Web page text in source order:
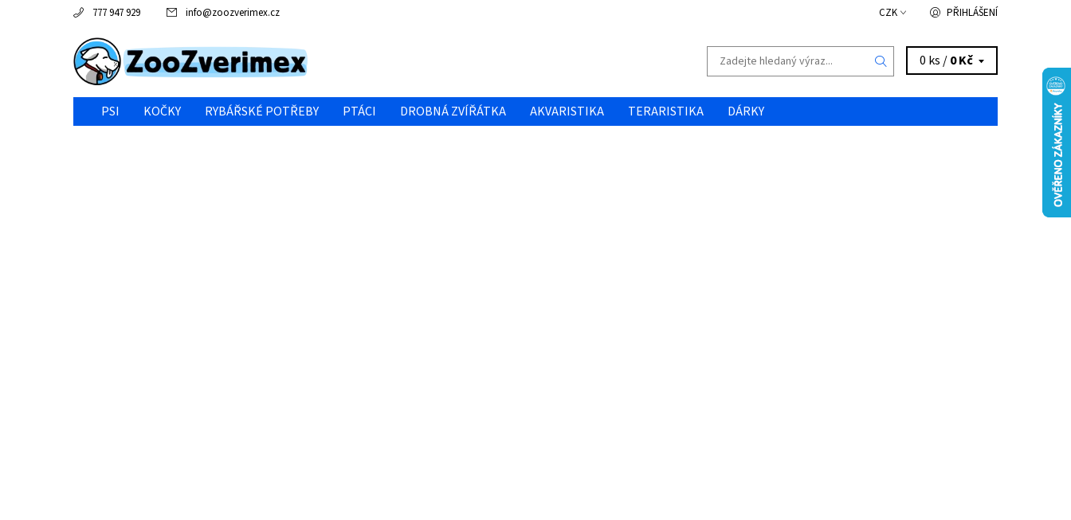
777 947 929 info@zoozverimex.cz CZK PŘIHLÁŠENÍ
0 ks /0 Kč
PSI KOČKY RYBÁŘSKÉ POTŘEBY PTÁCI DROBNÁ ZVÍŘÁTKA AKVARISTIKA TERARISTIKA
DÁRKY